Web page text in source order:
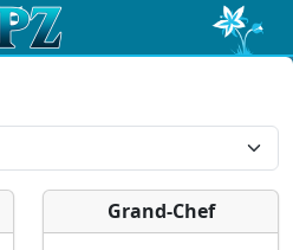
Grand-Chef